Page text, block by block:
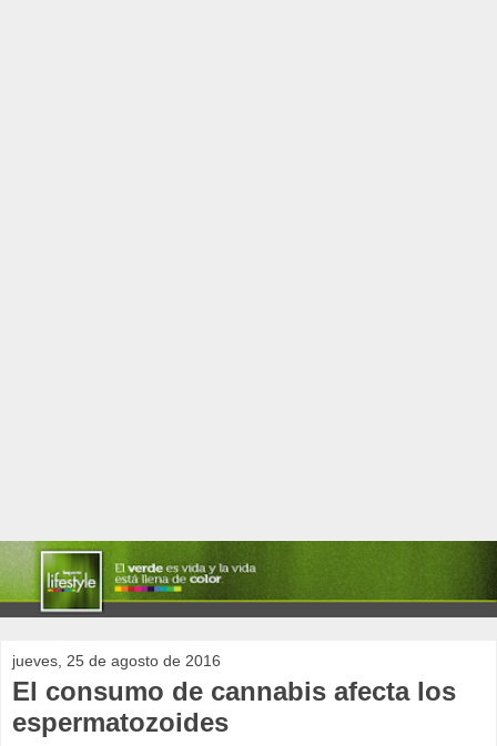
jueves, 25 de agosto de 2016
El consumo de cannabis afecta los
espermatozoides